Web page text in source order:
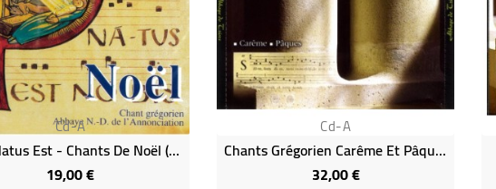
Cd-A
Puer Natus Est - Chants De Noël (CD)
19,00 €Prix
Cd-A
Chants Grégorien Carême Et Pâques - Chant Grégorien (CD)
32,00 €Prix